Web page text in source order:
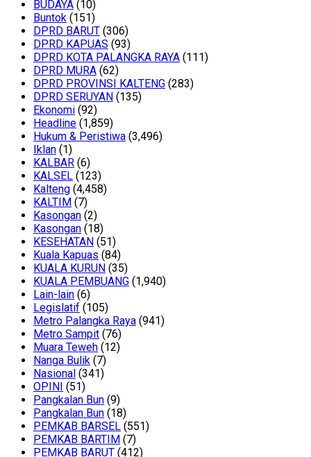
BUDAYA (10)
Buntok (151)
DPRD BARUT (306)
DPRD KAPUAS (93)
DPRD KOTA PALANGKA RAYA (111)
DPRD MURA (62)
DPRD PROVINSI KALTENG (283)
DPRD SERUYAN (135)
Ekonomi (92)
Headline (1,859)
Hukum & Peristiwa (3,496)
Iklan (1)
KALBAR (6)
KALSEL (123)
Kalteng (4,458)
KALTIM (7)
Kasongan (2)
Kasongan (18)
KESEHATAN (51)
Kuala Kapuas (84)
KUALA KURUN (35)
KUALA PEMBUANG (1,940)
Lain-lain (6)
Legislatif (105)
Metro Palangka Raya (941)
Metro Sampit (76)
Muara Teweh (12)
Nanga Bulik (7)
Nasional (341)
OPINI (51)
Pangkalan Bun (9)
Pangkalan Bun (18)
PEMKAB BARSEL (551)
PEMKAB BARTIM (7)
PEMKAB BARUT (412)